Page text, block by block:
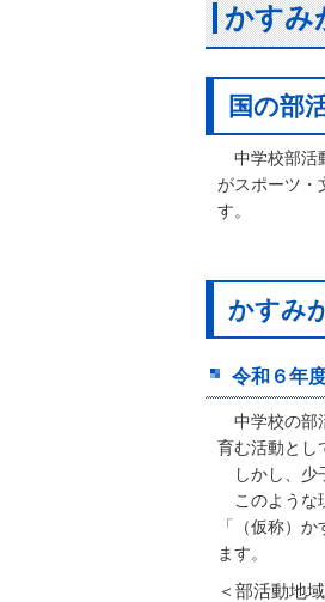
かすみ
国の部
中学校部活
がスポーツ・
す。
かすみ
令和６年
中学校の部
育む活動とし
しかし、少
このような
「（仮称）
ます。
＜部活動地